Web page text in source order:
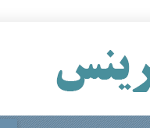
پرينس